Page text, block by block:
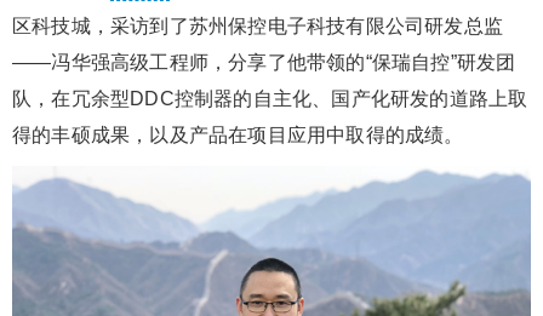
区科技城，采访到了苏州保控电子科技有限公司研发总监
——冯华强高级工程师，分享了他带领的“保瑞自控”研发团
队，在冗余型DDC控制器的自主化、国产化研发的道路上取
得的丰硕成果，以及产品在项目应用中取得的成绩。